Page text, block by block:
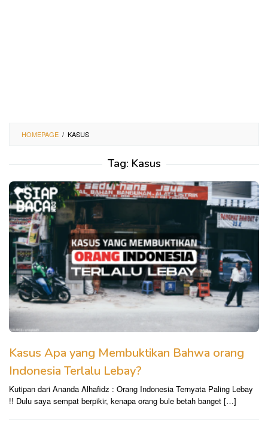
HOMEPAGE / KASUS
Tag: Kasus
Kasus Apa yang Membuktikan Bahwa orang
Indonesia Terlalu Lebay?
Kutipan dari Ananda Alhafidz : Orang Indonesia Ternyata Paling Lebay
!! Dulu saya sempat berpikir, kenapa orang bule betah banget […]